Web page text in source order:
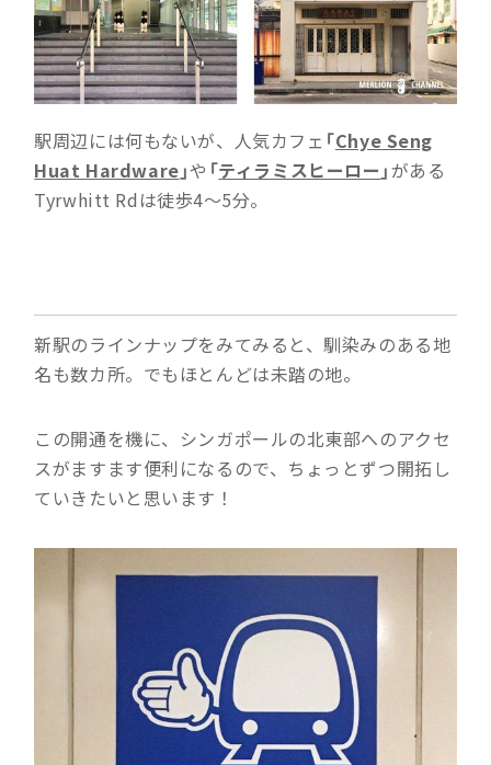
駅周辺には何もないが、人気カフェ 「Chye Seng
Huat Hardware 」や 「ティラミスヒーロー 」がある
Tyrwhitt Rdは徒歩4〜5分。
新駅のラインナップをみてみると、馴染みのある地
名も数カ所。でもほとんどは未踏の地。
この開通を機に、シンガポールの北東部へのアクセ
スがますます便利になるので、ちょっとずつ開拓し
ていきたいと思います！